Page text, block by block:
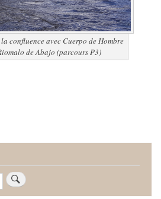
confluence avec Cuerpo de Hombre
de Abajo (parcours P3)